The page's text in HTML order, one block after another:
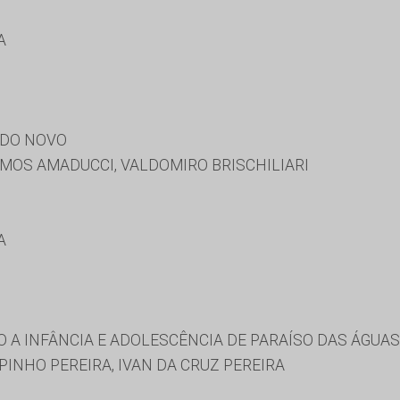
NOVO
AMADUCCI, VALDOMIRO BRISCHILIARI
INFÂNCIA E ADOLESCÊNCIA DE PARAÍSO DAS
PEREIRA, IVAN DA CRUZ PEREIRA